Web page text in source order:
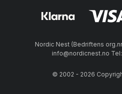
Nordic Nest (Bedriftens
info@nordicnest.no
© 2002 - 2026